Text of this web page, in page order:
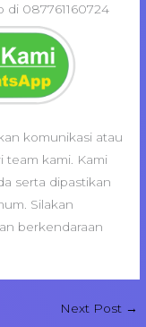
di 087761160724
komunikasi atau
team kami. Kami
serta dipastikan
Silakan
berkendaraan
Next Post →